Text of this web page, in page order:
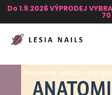
Do 1.9.2026 VÝPRODEJ
70
Anatomie nehtu –